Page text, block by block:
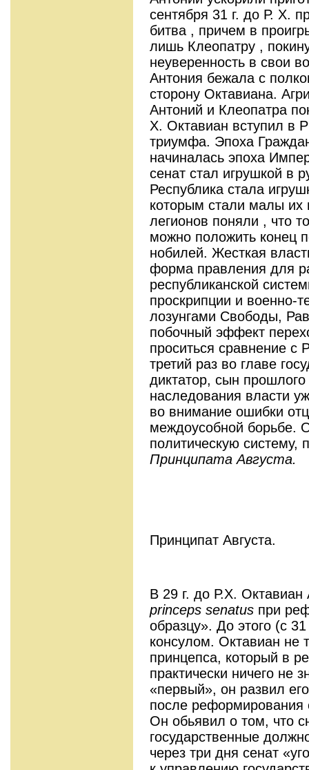
сентября 31 г. до Р. Х.
битва , причем в
лишь Клеопатру ,
неуверенность в свои
Антония бежала с
сторону Октавиана.
Антоний и Клеопатра
Х. Октавиан вступил в
триумфа. Эпоха
начиналась эпоха
сенат стал игрушкой в
Республика стала
которым стали малы их
легионов поняли , что
можно положить конец
нобилей. Жесткая
форма правления для
республиканской
проскрипции и военно-
лозунгами Свободы,
побочный эффект
проситься сравнение с
третий раз во главе
диктатор, сын
наследования власти
во внимание ошибки
междоусобной борьбе.
политическую
Принципата Августа.
Принципат Августа.
В 29 г. до Р.Х. Октавиан
princeps senatus при
образцу». До этого (с
консулом. Октавиан не
принцепса, который в
практически ничего не
«первый», он развил
после реформирования
Он обьявил о том, что
государственные
через три дня сенат